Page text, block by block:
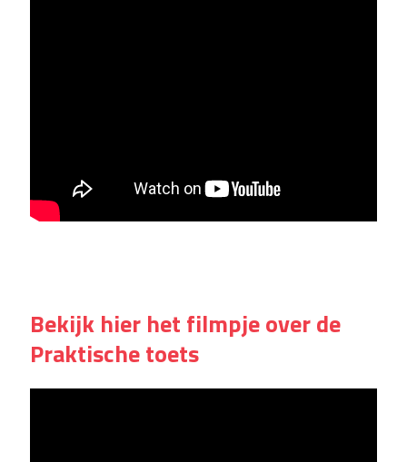
Bekijk hier het filmpje over de
Praktische toets